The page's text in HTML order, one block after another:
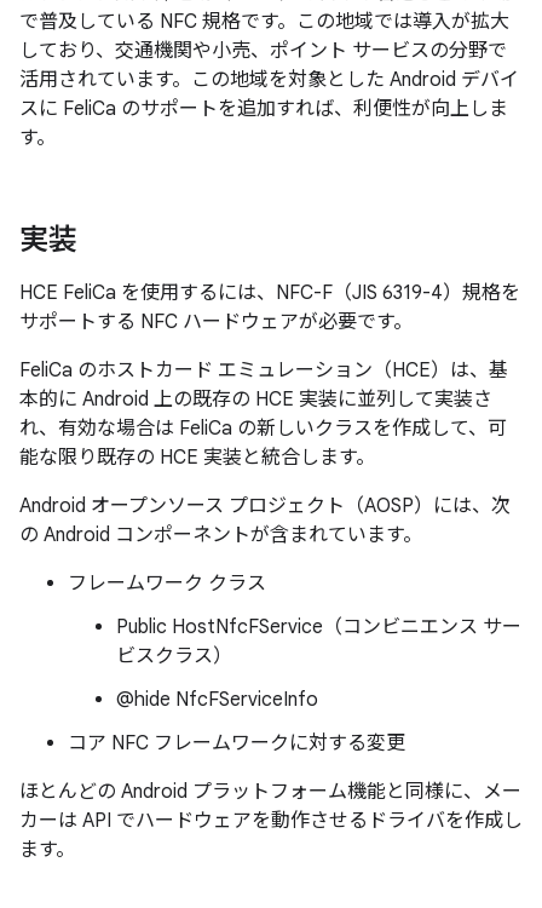
で普及している NFC 規格です。この地域では導入が拡大
しており、交通機関や小売、ポイント サービスの分野で
活用されています。この地域を対象とした Android デバイ
スに FeliCa のサポートを追加すれば、利便性が向上しま
す。
実装
HCE FeliCa を使用するには、NFC-F（JIS 6319-4）規格を
サポートする NFC ハードウェアが必要です。
FeliCa のホストカード エミュレーション（HCE）は、基
本的に Android 上の既存の HCE 実装に並列して実装さ
れ、有効な場合は FeliCa の新しいクラスを作成して、可
能な限り既存の HCE 実装と統合します。
Android オープンソース プロジェクト（AOSP）には、次
の Android コンポーネントが含まれています。
フレームワーク クラス
Public HostNfcFService（コンビニエンス サー
ビスクラス）
@hide NfcFServiceInfo
コア NFC フレームワークに対する変更
ほとんどの Android プラットフォーム機能と同様に、メー
カーは API でハードウェアを動作させるドライバを作成し
ます。